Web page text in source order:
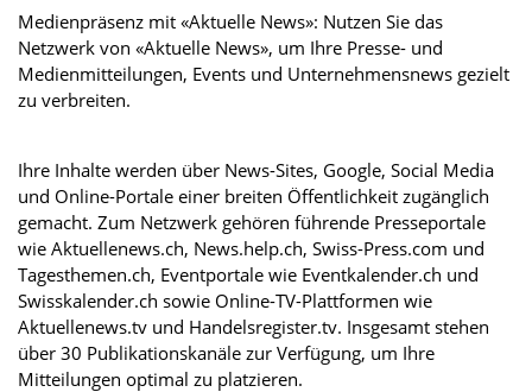
Medienpräsenz mit «Aktuelle News»: Nutzen Sie das
Netzwerk von «Aktuelle News», um Ihre Presse- und
Medienmitteilungen, Events und Unternehmensnews gezielt
zu verbreiten.
Ihre Inhalte werden über News-Sites, Google, Social Media
und Online-Portale einer breiten Öffentlichkeit zugänglich
gemacht. Zum Netzwerk gehören führende Presseportale
wie Aktuellenews.ch, News.help.ch, Swiss-Press.com und
Tagesthemen.ch, Eventportale wie Eventkalender.ch und
Swisskalender.ch sowie Online-TV-Plattformen wie
Aktuellenews.tv und Handelsregister.tv. Insgesamt stehen
über 30 Publikationskanäle zur Verfügung, um Ihre
Mitteilungen optimal zu platzieren.